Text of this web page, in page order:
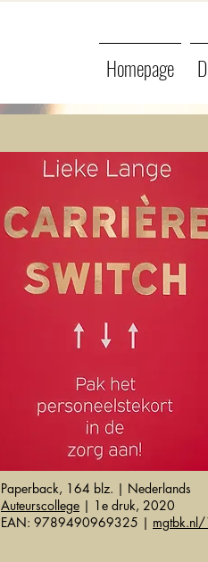
Homepage
Paperback, 164 blz. | Nederlands
Auteurscollege | 1e druk, 2020
EAN: 9789490969325 |